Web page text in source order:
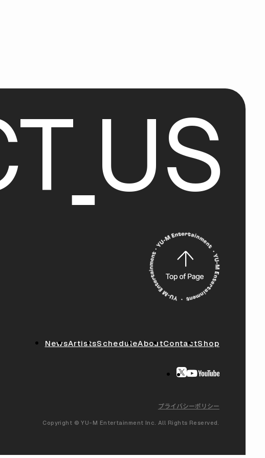
T US
NewsArtistsScheduleAboutContactShop
プライバシーポリシー
Copyright © YU-M Entertainment Inc. All Rights Reserved.